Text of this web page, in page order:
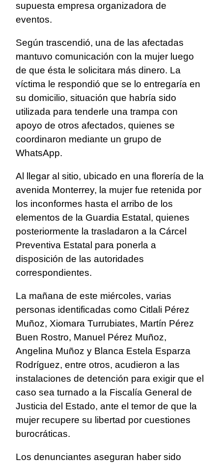
supuesta empresa organizadora de
eventos.
Según trascendió, una de las afectadas
mantuvo comunicación con la mujer luego
de que ésta le solicitara más dinero. La
víctima le respondió que se lo entregaría en
su domicilio, situación que habría sido
utilizada para tenderle una trampa con
apoyo de otros afectados, quienes se
coordinaron mediante un grupo de
WhatsApp.
Al llegar al sitio, ubicado en una florería de la
avenida Monterrey, la mujer fue retenida por
los inconformes hasta el arribo de los
elementos de la Guardia Estatal, quienes
posteriormente la trasladaron a la Cárcel
Preventiva Estatal para ponerla a
disposición de las autoridades
correspondientes.
La mañana de este miércoles, varias
personas identificadas como Citlali Pérez
Muñoz, Xiomara Turrubiates, Martín Pérez
Buen Rostro, Manuel Pérez Muñoz,
Angelina Muñoz y Blanca Estela Esparza
Rodríguez, entre otros, acudieron a las
instalaciones de detención para exigir que el
caso sea turnado a la Fiscalía General de
Justicia del Estado, ante el temor de que la
mujer recupere su libertad por cuestiones
burocráticas.
Los denunciantes aseguran haber sido